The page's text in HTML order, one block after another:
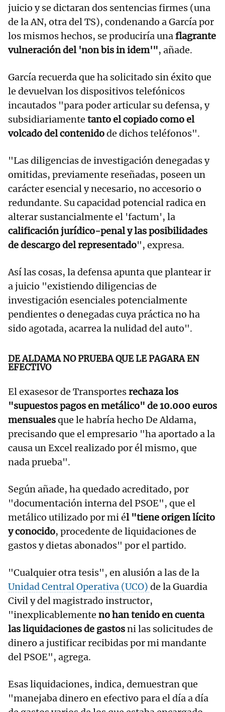
juicio y se dictaran dos sentencias firmes (una
de la AN, otra del TS), condenando a García por
los mismos hechos, se produciría unaflagrante
vulneración del 'non bis in idem'", añade.
García recuerda que ha solicitado sin éxito que
le devuelvan los dispositivos telefónicos
incautados "para poder articular su defensa, y
subsidiariamente tanto el copiado como el
volcado del contenidode dichos teléfonos".
"Las diligencias de investigación denegadas y
omitidas, previamente reseñadas, poseen un
carácter esencial y necesario, no accesorio o
redundante. Su capacidad potencial radica en
alterar sustancialmente el 'factum', la
calificación jurídico-penal y las posibilidades
de descargo del representado", expresa.
Así las cosas, la defensa apunta que plantear ir
a juicio "existiendo diligencias de
investigación esenciales potencialmente
pendientes o denegadas cuya práctica no ha
sido agotada, acarrea la nulidad del auto".
DE ALDAMA NO PRUEBA QUE LE PAGARA EN
EFECTIVO
El exasesor de Transportesrechaza los
"supuestos pagos en metálico" de 10.000 euros
mensualesque le habría hecho De Aldama,
precisando que el empresario "ha aportado a la
causa un Excel realizado por él mismo, que
nada prueba".
Según añade, ha quedado acreditado, por
"documentación interna del PSOE", que el
metálico utilizado por mi él "tiene origen lícito
y conocido, procedente de liquidaciones de
gastos y dietas abonados" por el partido.
"Cualquier otra tesis", en alusión a las de la
Unidad Central Operativa (UCO) de la Guardia
Civil y del magistrado instructor,
"inexplicablemente no han tenido en cuenta
las liquidaciones de gastosni las solicitudes de
dinero a justificar recibidas por mi mandante
del PSOE", agrega.
Esas liquidaciones, indica, demuestran que
"manejaba dinero en efectivo para el día a día